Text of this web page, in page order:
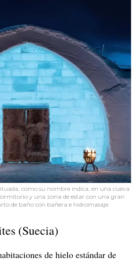
como su nombre indica, en una cueva
y una zona de estar con una gran
de baño con bañera e hidromasaje.
(Suecia)
de hielo estándar de